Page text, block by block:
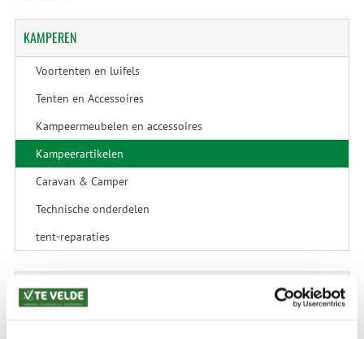
KAMPEREN
Voortenten en luifels
Tenten en Accessoires
Kampeermeubelen en accessoires
Kampeerartikelen
Caravan & Camper
Technische onderdelen
tent-reparaties
SALE